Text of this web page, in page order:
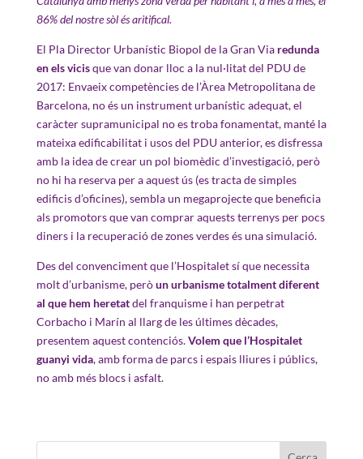
86% del nostre sòl és aritifical.
El Pla Director Urbanístic Biopol de la Gran Via redunda
en els vicisque van donar lloc a la nul·litat del PDU de
2017: Envaeix competències de l’Àrea Metropolitana de
Barcelona, no és un instrument urbanístic adequat, el
caràcter supramunicipal no es troba fonamentat, manté la
mateixa edificabilitat i usos del PDU anterior, es disfressa
amb la idea de crear un pol biomèdic d’investigació, però
no hi ha reserva per a aquest ús (es tracta de simples
edificis d’oficines), sembla un megaprojecte que beneficia
als promotors que van comprar aquests terrenys per pocs
diners i la recuperació de zones verdes és una simulació.
Des del convenciment que l’Hospitalet sí que necessita
molt d’urbanisme, peròun urbanisme totalment diferent
al que hem heretatdel franquisme i han perpetrat
Corbacho i Marín al llarg de les últimes dècades,
presentem aquest contenciós.Volem que l’Hospitalet
guanyi vida, amb forma de parcs i espais lliures i públics,
no amb més blocs i asfalt.